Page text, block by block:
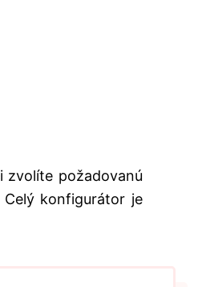
zvolíte požadovanú
konfigurátor je